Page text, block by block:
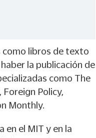
como libros de texto
la publicación de
como The
Policy,
Monthly.
en el MIT y en la